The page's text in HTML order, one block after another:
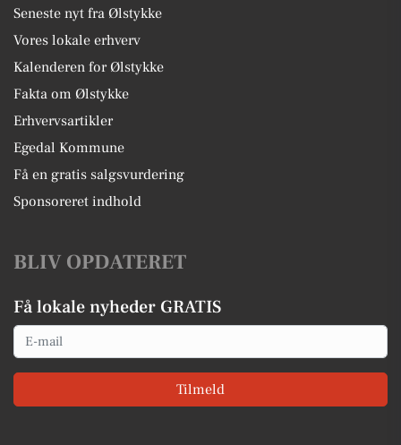
Seneste nyt fra Ølstykke
Vores lokale erhverv
Kalenderen for Ølstykke
Fakta om Ølstykke
Erhvervsartikler
Egedal Kommune
Få en gratis salgsvurdering
Sponsoreret indhold
BLIV OPDATERET
Få lokale nyheder GRATIS
Email
Tilmeld